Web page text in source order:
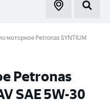
моторное Petronas SYNTIUM
Petronas
SAE 5W-30